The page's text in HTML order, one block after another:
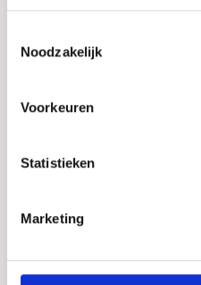
Noodzakelijk
Voorkeuren
Statistieken
Marketing
endometriomen, of
MRI vaak sprake is van
expertisecentrum.
Verwijzing
Bij complexe of